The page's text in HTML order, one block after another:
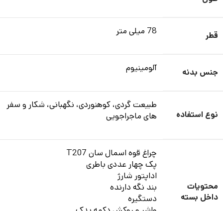
قطر 78 میلی متر
جنس بدنه آلومینیوم
نوع استفاده
طبیعت گردی، کوهنوردی، نگهبانی، شکار و سفر
های ماجراجویی
محتویات
داخل بسته
چراغ قوه اسمال سان T207
پک چهار عددی باطری
اداپتور شارژ
بند نگه دارنده
دستگیره